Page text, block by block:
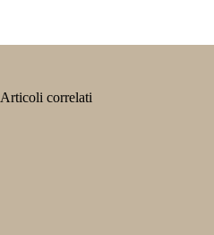
Articoli correlati